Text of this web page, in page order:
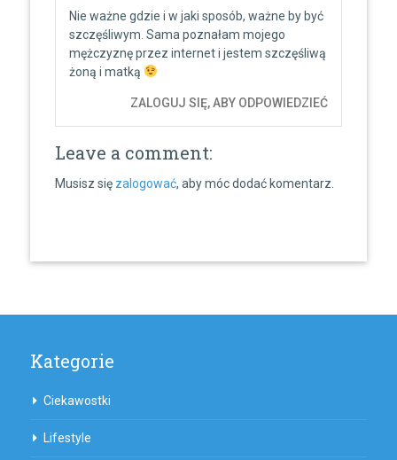
Nie ważne gdzie i w jaki sposób, ważne by być
szczęśliwym. Sama poznałam mojego
mężczyznę przez internet i jestem szczęśliwą
żoną i matką
ZALOGUJ SIĘ, ABY ODPOWIEDZIEĆ
Leave a comment:
Musisz się zalogować, aby móc dodać komentarz.
Kategorie
Ciekawostki
Lifestyle